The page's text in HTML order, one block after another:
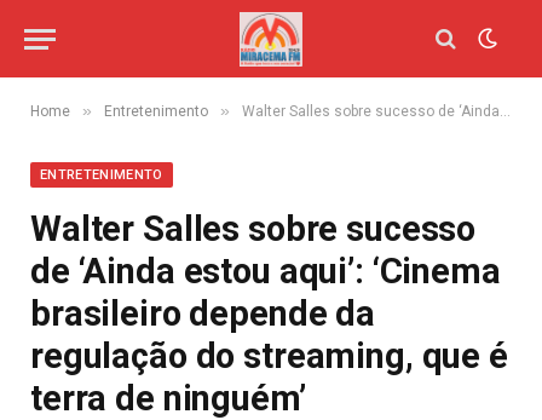
Home » Entretenimento » Walter Salles sobre sucesso de ‘Ainda estou aqui’: ‘Cinema brasileiro depende da regulação do streaming, que é terra de ninguém’
ENTRETENIMENTO
Walter Salles sobre sucesso
de ‘Ainda estou aqui’: ‘Cinema
brasileiro depende da
regulação do streaming, que é
terra de ninguém’